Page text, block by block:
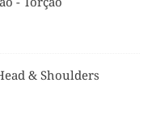
& Shoulders